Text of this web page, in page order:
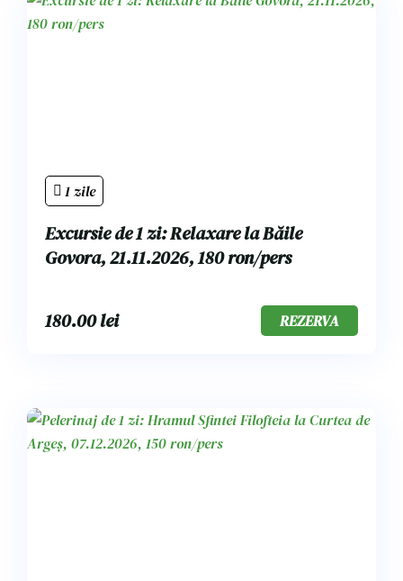
1 zile
Excursie de 1 zi: Relaxare la Băile
Govora, 21.11.2026, 180 ron/pers
180.00lei REZERVA